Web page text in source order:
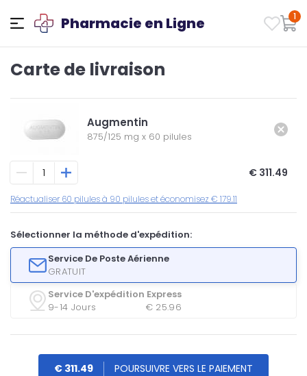
Pharmacie en Ligne 1
Carte de livraison
Augmentin
875/125 mg x 60 pilules
€ 311.49
Réactualiser 60 pilules à 90 pilules et économisez € 179.11
Sélectionner la méthode d'expédition:
Service De Poste Aérienne
GRATUIT
Service D'expédition Express
9-14 Jours
€ 25.96
€ 311.49